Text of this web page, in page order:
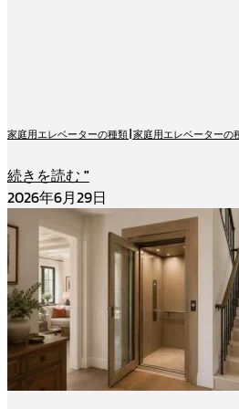
家庭用エレベーターの種類 | 家庭用エレベーターの
続きを読む "
2026年6月29日